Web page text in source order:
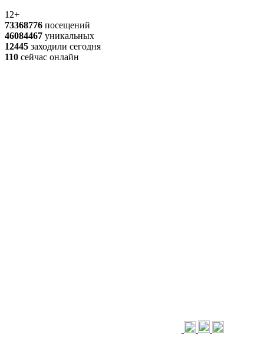
12+
73368776 посещений
46084467 уникальных
12445 заходили сегодня
110 сейчас онлайн